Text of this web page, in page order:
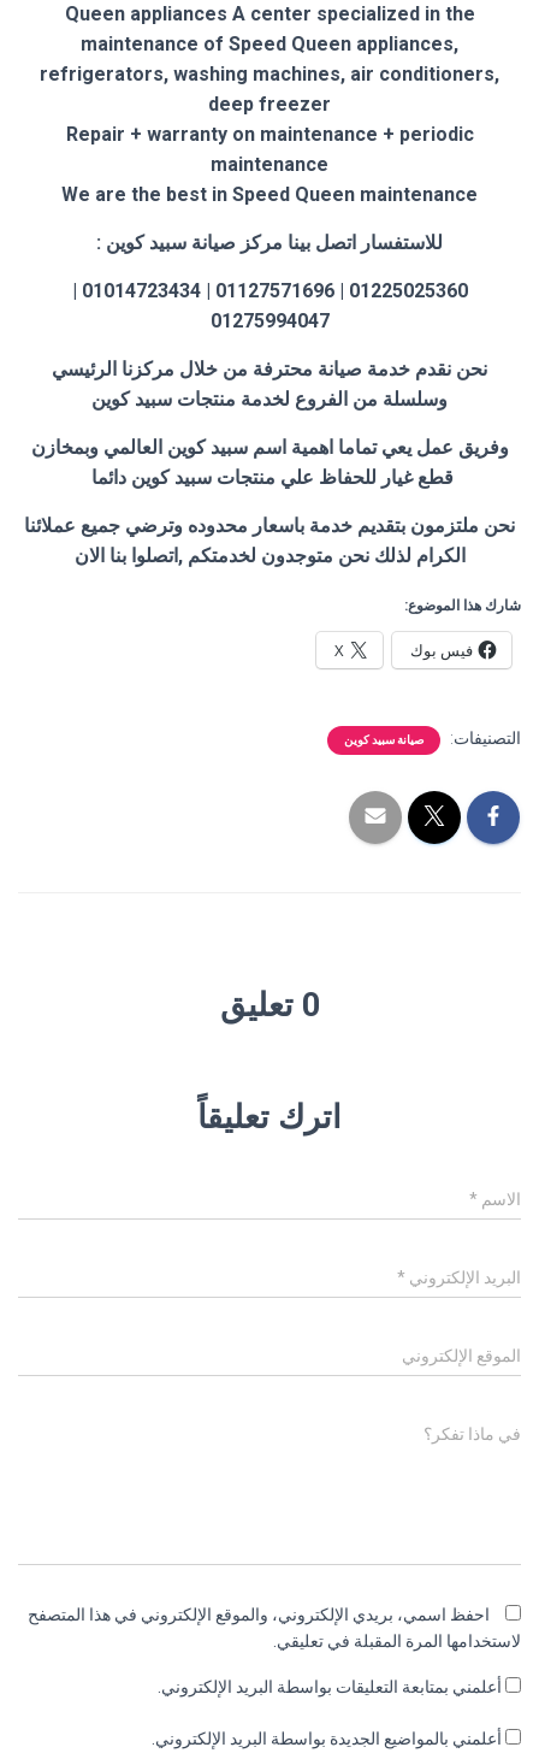
Queen appliances A center specialized in the
maintenance of Speed Queen appliances,
refrigerators, washing machines, air conditioners,
deep freezer
Repair + warranty on maintenance + periodic
maintenance
We are the best in Speed Queen maintenance
للاستفسار اتصل بينا مركز صيانة سبيد كوين :
01225025360 | 01127571696 | 01014723434 |
01275994047
نحن نقدم خدمة صيانة محترفة من خلال مركزنا الرئيسي
وسلسلة من الفروع لخدمة منتجات سبيد كوين
وفريق عمل يعي تماما اهمية اسم سبيد كوين العالمي وبمخازن
قطع غيار للحفاظ علي منتجات سبيد كوين دائما
نحن ملتزمون بتقديم خدمة باسعار محدوده وترضي جميع عملائنا
الكرام لذلك نحن متوجدون لخدمتكم ,اتصلوا بنا الان
شارك هذا الموضوع:
فيس بوك X
التصنيفات: صيانة سبيد كوين
0 تعليق
اترك تعليقاً
الاسم *
البريد الإلكتروني *
الموقع الإلكتروني
في ماذا تفكر؟
احفظ اسمي، بريدي الإلكتروني، والموقع الإلكتروني في هذا المتصفح
لاستخدامها المرة المقبلة في تعليقي.
أعلمني بمتابعة التعليقات بواسطة البريد الإلكتروني.
أعلمني بالمواضيع الجديدة بواسطة البريد الإلكتروني.